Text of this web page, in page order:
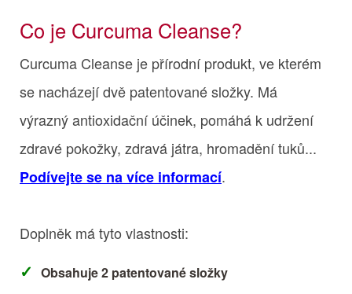
Co je Curcuma Cleanse?
Curcuma Cleanse je přírodní produkt, ve kterém
se nacházejí dvě patentované složky. Má
výrazný antioxidační účinek, pomáhá k udržení
zdravé pokožky, zdravá játra, hromadění tuků...
Podívejte se na více informací.
Doplněk má tyto vlastnosti:
Obsahuje 2 patentované složky